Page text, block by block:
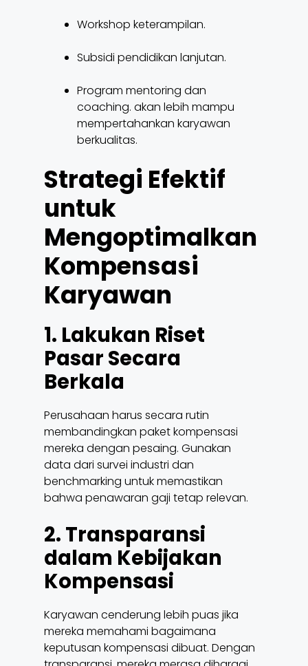
Workshop keterampilan.
Subsidi pendidikan lanjutan.
Program mentoring dan
coaching. akan lebih mampu
mempertahankan karyawan
berkualitas.
Strategi Efektif
untuk
Mengoptimalkan
Kompensasi
Karyawan
1. Lakukan Riset
Pasar Secara
Berkala
Perusahaan harus secara rutin
membandingkan paket kompensasi
mereka dengan pesaing. Gunakan
data dari survei industri dan
benchmarking untuk memastikan
bahwa penawaran gaji tetap relevan.
2. Transparansi
dalam Kebijakan
Kompensasi
Karyawan cenderung lebih puas jika
mereka memahami bagaimana
keputusan kompensasi dibuat. Dengan